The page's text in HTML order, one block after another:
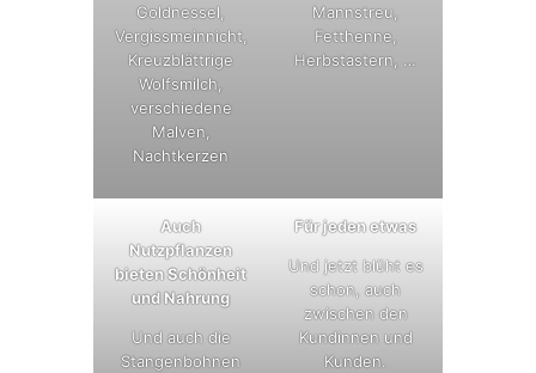
Goldnessel,
Vergissmeinnicht,
Kreuzblättrige
Wolfsmilch,
verschiedene
Malven,
Nachtkerzen
Mannstreu,
Fetthenne,
Herbstastern, …
Auch
Nutzpflanzen
bieten Schönheit
und Nahrung
Und auch die
Stangenbohnen
Für jeden etwas
Und jetzt blüht es
schon, auch
zwischen den
Kundinnen und
Kunden.